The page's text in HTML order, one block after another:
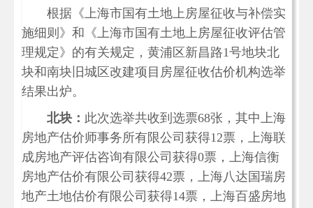
根据《上海市国有土地上房屋征收与补偿实
施细则》和《上海市国有土地上房屋征收评估管
理规定》的有关规定，黄浦区新昌路1号地块北
块和南块旧城区改建项目房屋征收估价机构选举
结果出炉。
北块： 此次选举共收到选票68张，其中上海
房地产估价师事务所有限公司获得12票，上海联
成房地产评估咨询有限公司获得0票，上海信衡
房地产估价有限公司获得42票，上海八达国瑞房
地产土地估价有限公司获得14票，上海百盛房地